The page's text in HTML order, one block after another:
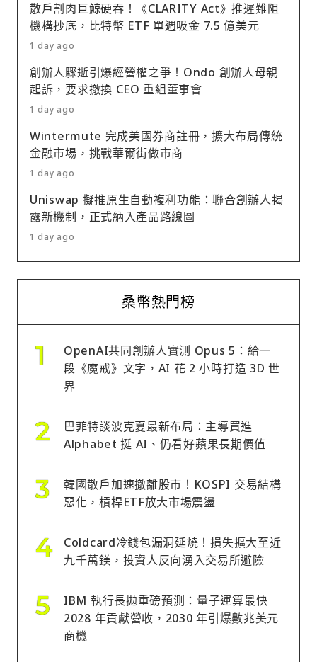
散戶割肉巨鯨硬吞！《CLARITY Act》推遲難阻
機構抄底，比特幣 ETF 單週吸金 7.5 億美元
1 day ago
創辦人驟逝引爆經營權之爭！Ondo 創辦人母親
起訴，要求撤換 CEO 重組董事會
1 day ago
Wintermute 完成美國券商註冊，擴大布局傳統
金融市場，挑戰華爾街做市商
1 day ago
Uniswap 擬推原生自動複利功能：聯合創辦人揭
露新機制，正式納入產品路線圖
1 day ago
桑幣熱門榜
OpenAI共同創辦人實測 Opus 5：給一
段《魔戒》文字，AI 花 2 小時打造 3D 世
界
巴菲特談波克夏最新布局：主導買進
Alphabet 挺 AI、仍看好蘋果長期價值
韓國散戶加速撤離股市！KOSPI 交易結構
惡化，槓桿ETF放大市場震盪
Coldcard冷錢包漏洞延燒！損失擴大至近
九千萬鎂，投資人反向湧入交易所避險
IBM 執行長拋重磅預測：量子運算最快
2028 年貢獻營收，2030 年引爆數兆美元
商機